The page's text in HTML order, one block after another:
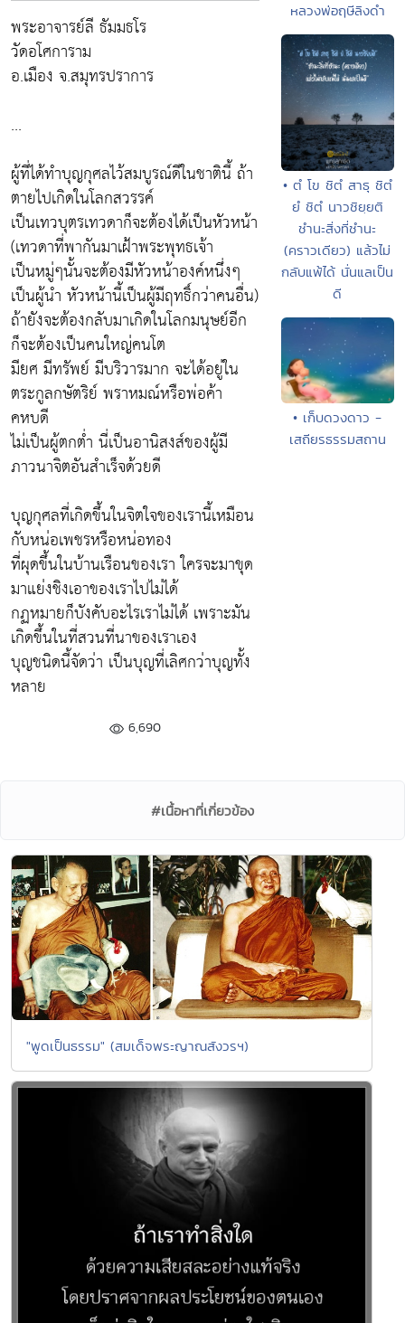
พระอาจารย์ลี ธัมมธโร
วัดอโศการาม
อ.เมือง จ.สมุทรปราการ
...
ผู้ที่ได้ทำบุญกุศลไว้สมบูรณ์ดีในชาตินี้ ถ้า
ตายไปเกิดในโลกสวรรค์
เป็นเทวบุตรเทวดาก็จะต้องได้เป็นหัวหน้า
(เทวดาที่พากันมาเฝ้าพระพุทธเจ้า
เป็นหมู่ๆนั้นจะต้องมีหัวหน้าองค์หนึ่งๆ
เป็นผู้นำ หัวหน้านี้เป็นผู้มีฤทธิ์กว่าคนอื่น)
ถ้ายังจะต้องกลับมาเกิดในโลกมนุษย์อีก
ก็จะต้องเป็นคนใหญ่คนโต
มียศ มีทรัพย์ มีบริวารมาก จะได้อยู่ใน
ตระกูลกษัตริย์ พราหมณ์หรือพ่อค้า
คหบดี
ไม่เป็นผู้ตกต่ำ นี่เป็นอานิสงส์ของผู้มี
ภาวนาจิตอันสำเร็จด้วยดี
บุญกุศลที่เกิดขึ้นในจิตใจของเรานี้เหมือน
กับหน่อเพชรหรือหน่อทอง
ที่ผุดขึ้นในบ้านเรือนของเรา ใครจะมาขุด
มาแย่งชิงเอาของเราไปไม่ได้
กฏหมายก็บังคับอะไรเราไม่ได้ เพราะมัน
เกิดขึ้นในที่สวนที่นาของเราเอง
บุญชนิดนี้จัดว่า เป็นบุญที่เลิศกว่าบุญทั้ง
หลาย
6,690
หลวงพ่อฤษีลิงดำ
• ตํ โข ชิตํ สาธุ ชิตํ
ยํ ชิตํ นาวชิยฺยติ
ชำนะสิ่งที่ชำนะ
(คราวเดียว) แล้วไม่
กลับแพ้ได้ นั่นแลเป็น
ดี
• เก็บดวงดาว -
เสถียรธรรมสถาน
#เนื้อหาที่เกี่ยวข้อง
"พูดเป็นธรรม" (สมเด็จพระญาณสังวรฯ)